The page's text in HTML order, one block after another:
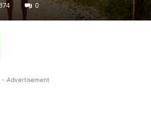
0
- Advertisement